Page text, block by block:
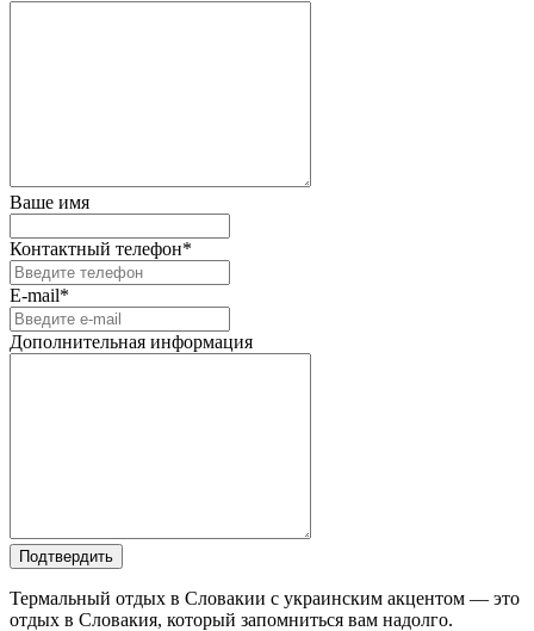
Ваше имя
Контактный телефон*
E-mail*
Дополнительная информация
Подтвердить
Термальный отдых в Словакии с украинским акцентом — это
отдых в Словакия, который запомниться вам надолго.